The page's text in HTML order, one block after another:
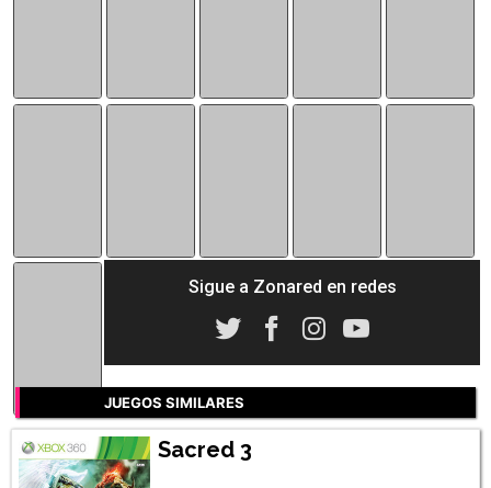
Sigue a Zonared en redes
JUEGOS SIMILARES
Sacred 3